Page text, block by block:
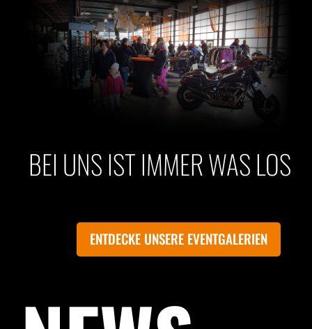
BEI UNS IST IMMER WAS LOS
ENTDECKE UNSERE EVENTGALERIEN